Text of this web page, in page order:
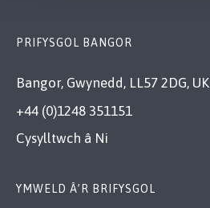
PRIFYSGOL BANGOR
Bangor, Gwynedd, LL57 2DG, UK
+44 (0)1248 351151
Cysylltwch â Ni
YMWELD Â’R BRIFYSGOL